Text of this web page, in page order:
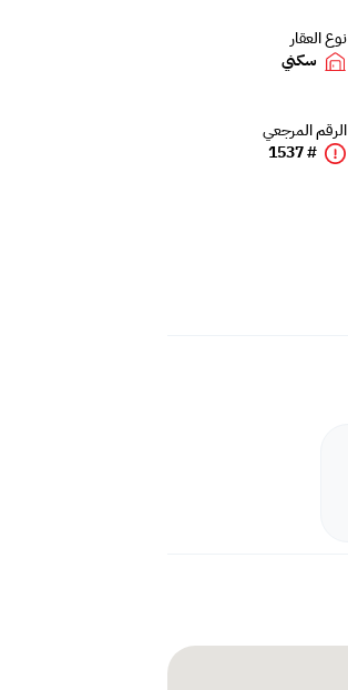
نوع العقار
سكني
الرقم المرجعي
# 1537